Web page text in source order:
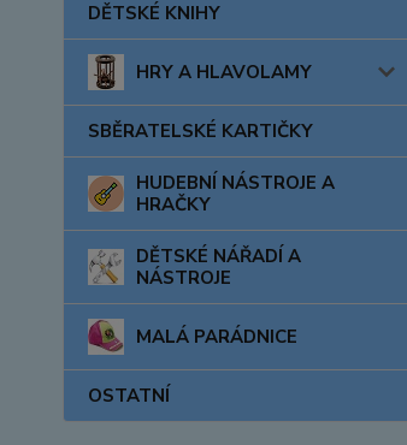
DĚTSKÉ KNIHY
HRY A HLAVOLAMY
SBĚRATELSKÉ KARTIČKY
HUDEBNÍ NÁSTROJE A
HRAČKY
DĚTSKÉ NÁŘADÍ A
NÁSTROJE
MALÁ PARÁDNICE
OSTATNÍ